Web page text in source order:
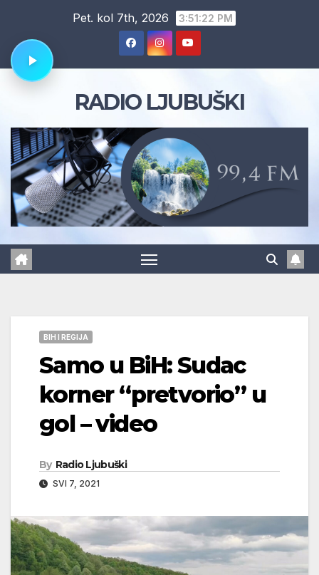
content
Pet. kol 7th, 2026 3:51:22 PM
RADIO LJUBUŠKI
BIH I REGIJA
Samo u BiH: Sudac
korner “pretvorio” u
gol – video
By Radio Ljubuški
SVI 7, 2021